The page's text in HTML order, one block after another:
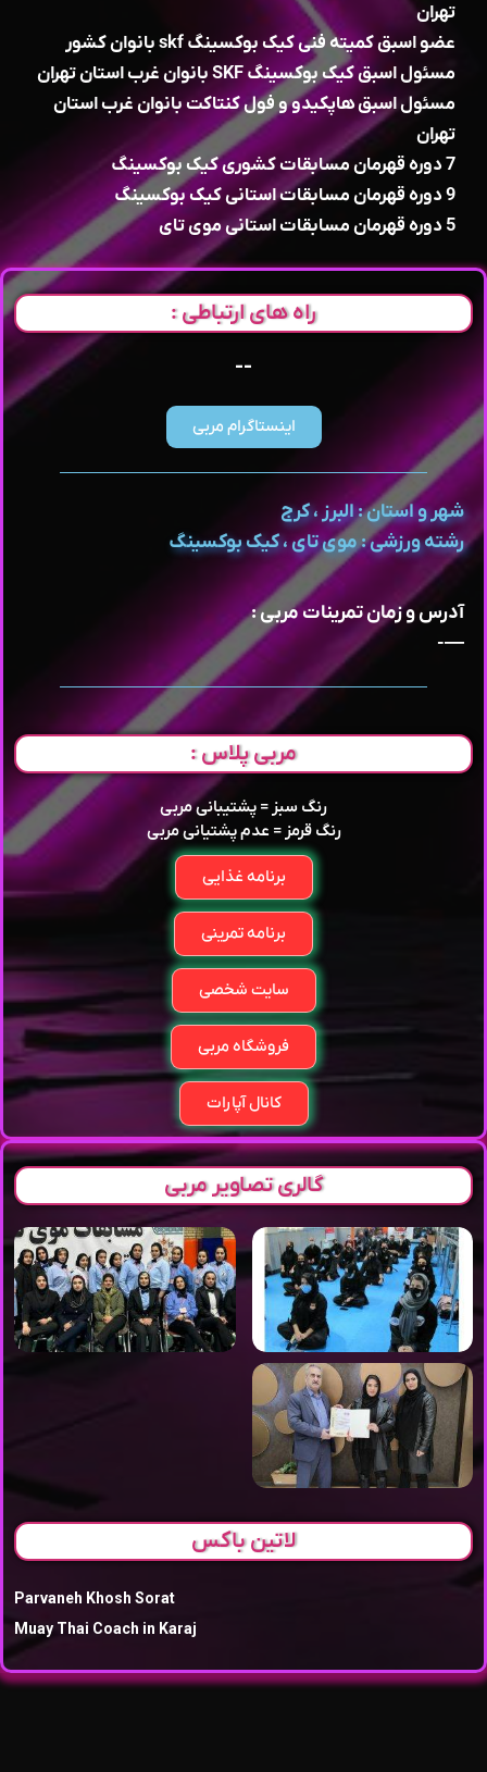
تهران
عضو اسبق کمیته فنی کیک بوکسینگ skf بانوان کشور
مسئول اسبق کیک بوکسینگ SKF بانوان غرب استان تهران
مسئول اسبق هاپکیدو و فول کنتاکت بانوان غرب استان
تهران
7 دوره قهرمان مسابقات کشوری کیک بوکسینگ
9 دوره قهرمان مسابقات استانی کیک بوکسینگ
5 دوره قهرمان مسابقات استانی موی تای
راه های ارتباطی :
--
اینستاگرام مربی
شهر و استان : البرز ، کرج
رشته ورزشی : موی تای ، کیک بوکسینگ
آدرس و زمان تمرینات مربی :
—-
مربی پلاس :
رنگ سبز = پشتیبانی مربی
رنگ قرمز = عدم پشتیانی مربی
برنامه غذایی
برنامه تمرینی
سایت شخصی
فروشگاه مربی
کانال آپارات
گالری تصاویر مربی
لاتین باکس
Parvaneh Khosh Sorat
Muay Thai Coach in Karaj